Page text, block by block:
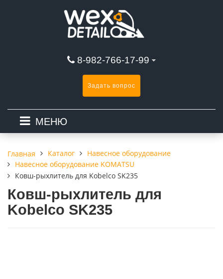
8-982-766-17-99
Задать вопрос
МЕНЮ
Главная Каталог
Навесное оборудование
Навесное оборудование KOMATSU
Ковш-рыхлитель для Kobelco SK235
Ковш-рыхлитель для
Kobelco SK235